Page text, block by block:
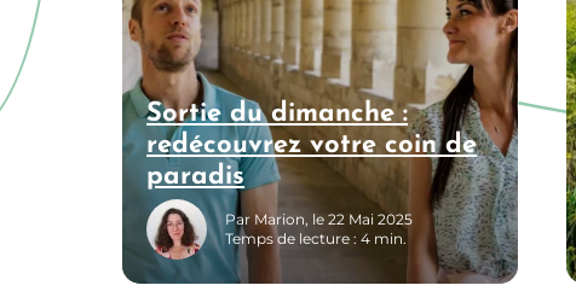
Sortie du dimanche :
redécouvrez votre coin de
paradis
Par Marion, le 22 Mai 2025
Temps de lecture : 4 min.